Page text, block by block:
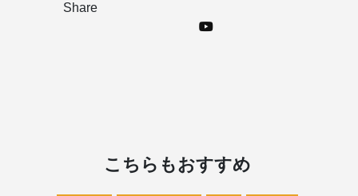
Share
こちらもおすすめ